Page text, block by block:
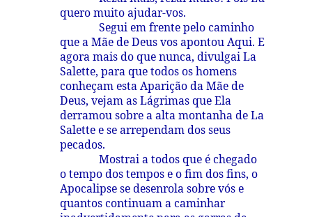
quero muito ajudar-vos.
Segui em frente pelo caminho
que a Mãe de Deus vos apontou Aqui. E
agora mais do que nunca, divulgai La
Salette, para que todos os homens
conheçam esta Aparição da Mãe de
Deus, vejam as Lágrimas que Ela
derramou sobre a alta montanha de La
Salette e se arrependam dos seus
pecados.
Mostrai a todos que é chegado
o tempo dos tempos e o fim dos fins, o
Apocalipse se desenrola sobre vós e
quantos continuam a caminhar